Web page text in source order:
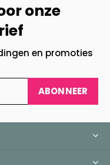
onze
en promoties
ABONNEER